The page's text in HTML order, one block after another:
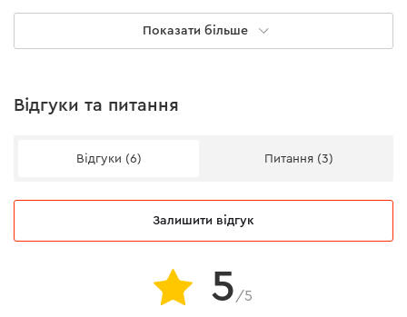
Захист від води та пилу
Подовжувач має клас захисту IP44, що забезпечує
крапель води під будь-яким кутом.
Особливості котушки
є
Показати більше
Відгуки та питання
Відгуки (6) Питання (3)
Залишити відгук
5 /5